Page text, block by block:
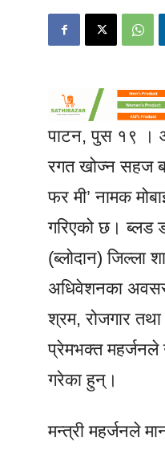
पाटन, पुस १९ ।
रगत खोज्न सहज
फर मी’ नामक
गरिएको छ। ब्लड
(ब्लोदान) जिल्ला
अधिवेशनका
श्रम, रोजगार तथा
प्रेमभक्त महर्जनले
गरेका हुन्।
मन्त्री महर्जनले